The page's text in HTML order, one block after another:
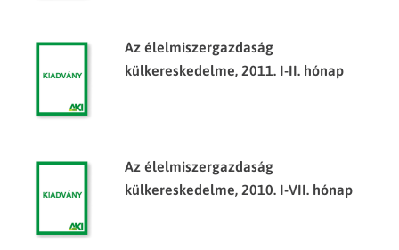
Az élelmiszergazdaság
külkereskedelme, 2011. I-II. hónap
Az élelmiszergazdaság
külkereskedelme, 2010. I-VII. hónap